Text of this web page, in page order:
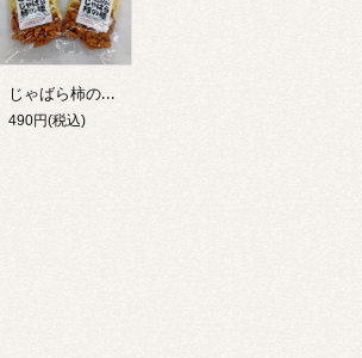
じゃばら柿の種 90g
490円(税込)